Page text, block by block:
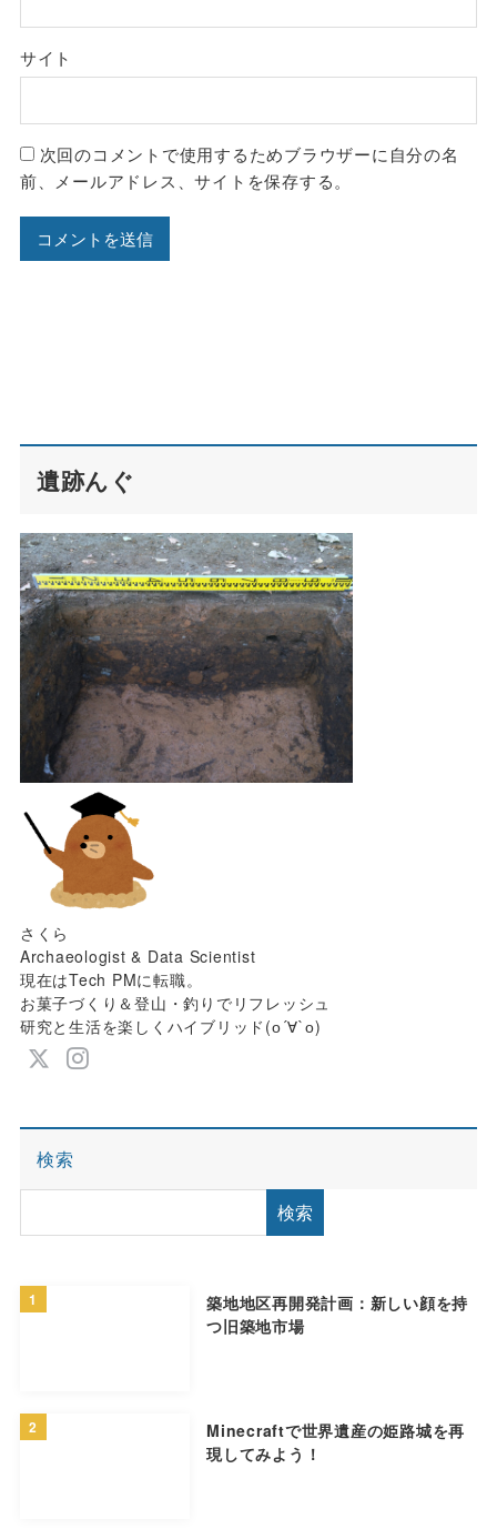
サイト
次回のコメントで使用するためブラウザーに自分の名
前、メールアドレス、サイトを保存する。
遺跡んぐ
さくら
Archaeologist & Data Scientist
現在はTech PMに転職。
お菓子づくり＆登山・釣りでリフレッシュ
研究と生活を楽しくハイブリッド(о´∀`о)
検索
検索
1
築地地区再開発計画：新しい顔を持
つ旧築地市場
2
Minecraftで世界遺産の姫路城を再
現してみよう！